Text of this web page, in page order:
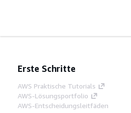
Erste Schritte
AWS Praktische Tutorials
AWS-Lösungsportfolio
AWS-Entscheidungsleitfäden